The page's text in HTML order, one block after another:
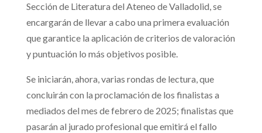
Sección de Literatura del Ateneo de Valladolid, se
encargarán de llevar a cabo una primera evaluación
que garantice la aplicación de criterios de valoración
y puntuación lo más objetivos posible.
Se iniciarán, ahora, varias rondas de lectura, que
concluirán con la proclamación de los finalistas a
mediados del mes de febrero de 2025; finalistas que
pasarán al jurado profesional que emitirá el fallo